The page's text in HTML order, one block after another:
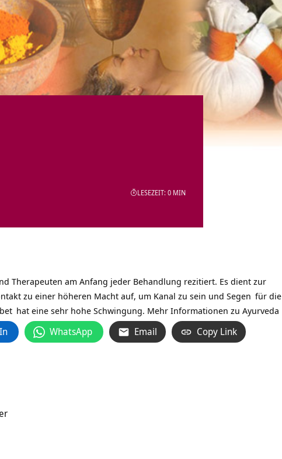
LESEZEIT: 0 MIN
Therapeuten am Anfang jeder Behandlung rezitiert. Es dient zur
zu einer höheren Macht auf, um Kanal zu sein und Segen für die
hat eine sehr hohe Schwingung. Mehr Informationen zu Ayurveda
WhatsApp Email Copy Link